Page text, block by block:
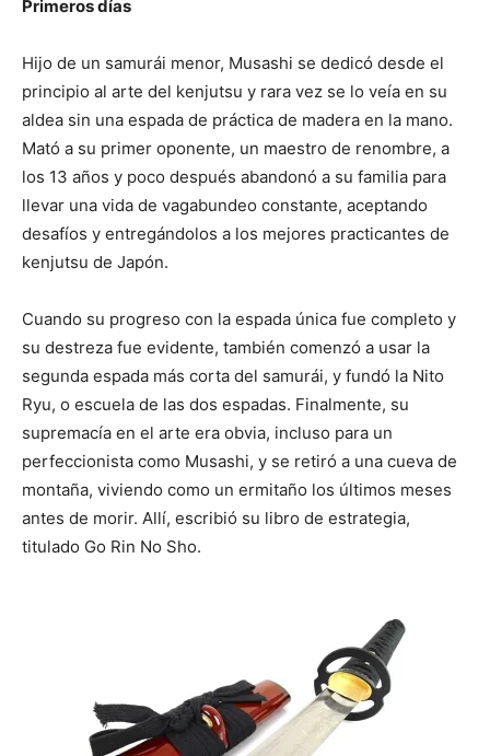
Primeros días
Hijo de un samurái menor, Musashi se dedicó desde el
principio al arte del kenjutsu y rara vez se lo veía en su
aldea sin una espada de práctica de madera en la mano.
Mató a su primer oponente, un maestro de renombre, a
los 13 años y poco después abandonó a su familia para
llevar una vida de vagabundeo constante, aceptando
desafíos y entregándolos a los mejores practicantes de
kenjutsu de Japón.
Cuando su progreso con la espada única fue completo y
su destreza fue evidente, también comenzó a usar la
segunda espada más corta del samurái, y fundó la Nito
Ryu, o escuela de las dos espadas. Finalmente, su
supremacía en el arte era obvia, incluso para un
perfeccionista como Musashi, y se retiró a una cueva de
montaña, viviendo como un ermitaño los últimos meses
antes de morir. Allí, escribió su libro de estrategia,
titulado Go Rin No Sho.